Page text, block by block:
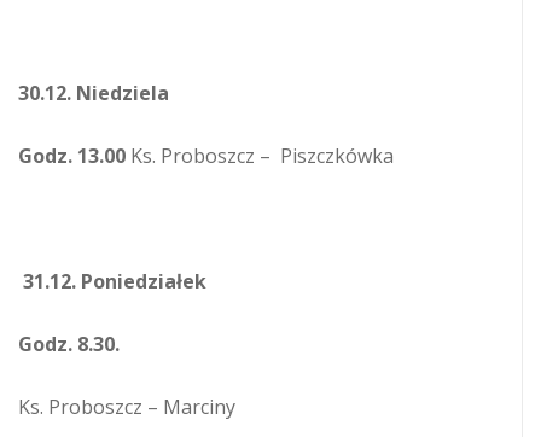
30.12. Niedziela
Godz. 13.00 Ks. Proboszcz – Piszczkówka
31.12. Poniedziałek
Godz. 8.30.
Ks. Proboszcz – Marciny